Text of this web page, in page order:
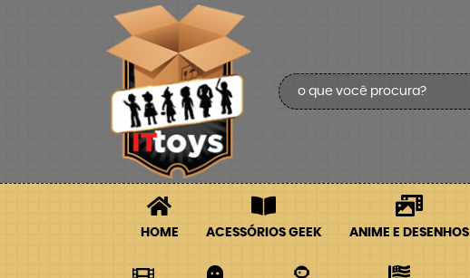
HOME ACESSÓRIOS GEEK ANIME E DESENHOS